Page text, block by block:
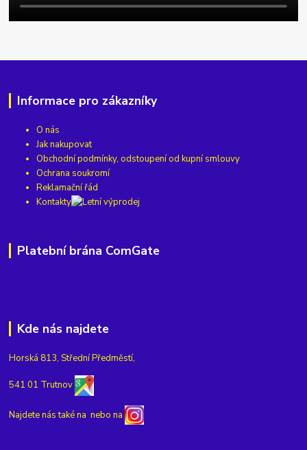
Informace pro zákazníky
O nás
Jak nakupovat
Obchodní podmínky, odstoupení od kupní smlouvy
Ochrana soukromí
Reklamační řád
Kontakty
Platební brána ComGate
Kde nás najdete
Horská 813, Střední Předměstí,
541 01 Trutnov
Najdete nás také na nebo na